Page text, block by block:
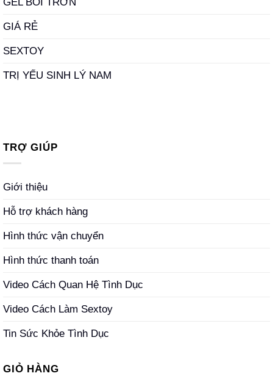
GIÁ RẺ
SEXTOY
TRỊ YẾU SINH LÝ NAM
TRỢ GIÚP
Giới thiệu
Hỗ trợ khách hàng
Hình thức vận chuyển
Hình thức thanh toán
Video Cách Quan Hệ Tình Dục
Video Cách Làm Sextoy
Tin Sức Khỏe Tình Dục
GIỎ HÀNG